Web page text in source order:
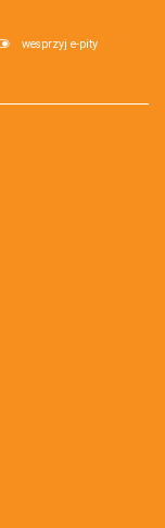
wesprzyj e-pity